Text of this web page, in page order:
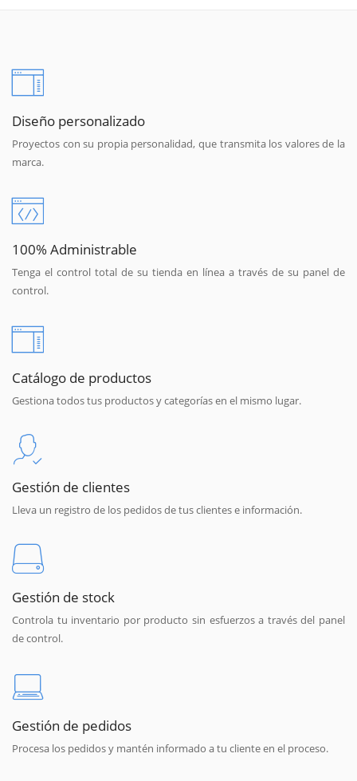
Diseño personalizado
Proyectos con su propia personalidad, que transmita los valores de la
marca.
100% Administrable
Tenga el control total de su tienda en línea a través de su panel de
control.
Catálogo de productos
Gestiona todos tus productos y categorías en el mismo lugar.
Gestión de clientes
Lleva un registro de los pedidos de tus clientes e información.
Gestión de stock
Controla tu inventario por producto sin esfuerzos a través del panel
de control.
Gestión de pedidos
Procesa los pedidos y mantén informado a tu cliente en el proceso.